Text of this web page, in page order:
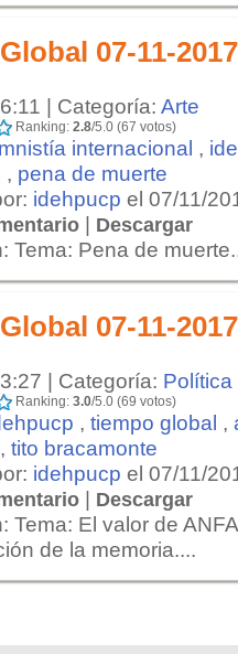
07-11-
| Categoría: Arte
Ranking: 2.8/5.0 (67 votos)
internacional ,
, pena de muerte
idehpucp el 07/11/
| Descargar
Tema: Pena de
07-11-
| Categoría: Política
Ranking: 3.0/5.0 (69 votos)
, tiempo global ,
, tito bracamonte
idehpucp el 07/11/
| Descargar
Tema: El valor de
de la memoria....